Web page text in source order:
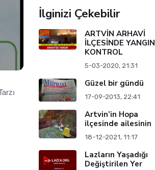
İlginizi Çekebilir
ARTVİN ARHAVİ
İLÇESİNDE YANGIN
KONTROL
5-03-2020, 21:31
Güzel bir gündü
17-09-2013, 22:41
Artvin’in Hopa
ilçesinde ailesinin
18-12-2021, 11:17
Lazların Yaşadığı
Değiştirilen Yer